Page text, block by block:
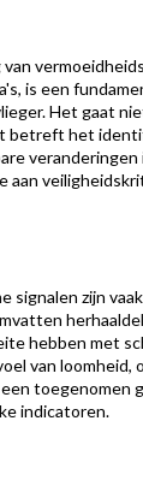
is een
Het gaat
betreft het
aan
signalen zijn
hebben met
van loomheid,
toegenomen
indicatoren.